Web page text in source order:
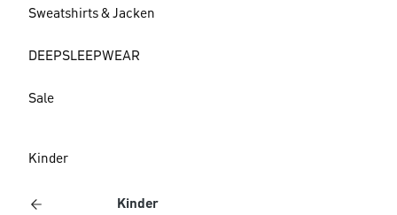
Sweatshirts & Jacken
DEEPSLEEPWEAR
Sale
Kinder
Kinder